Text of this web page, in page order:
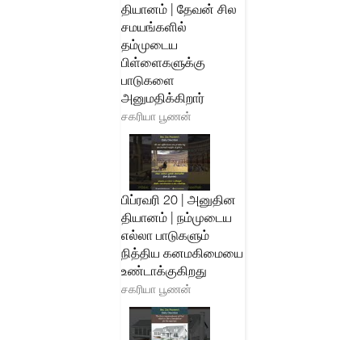
தியானம் | தேவன் சில
சமயங்களில்
தம்முடைய
பிள்ளைகளுக்கு
பாடுகளை
அனுமதிக்கிறார்
சகரியா பூணன்
பிப்ரவரி 20 | அனுதின
தியானம் | நம்முடைய
எல்லா பாடுகளும்
நித்திய கனமகிமையை
உண்டாக்குகிறது
சகரியா பூணன்